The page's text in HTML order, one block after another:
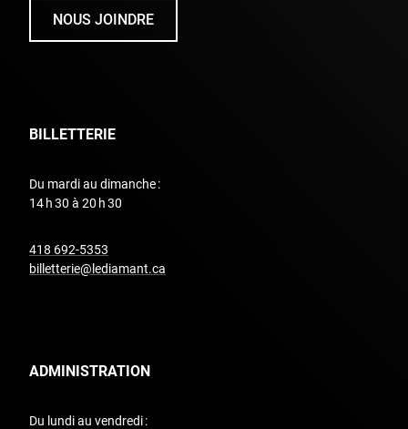
NOUS JOINDRE
BILLETTERIE
Du mardi au dimanche :
14 h 30 à 20 h 30
418 692-5353
billetterie@lediamant.ca
ADMINISTRATION
Du lundi au vendredi :